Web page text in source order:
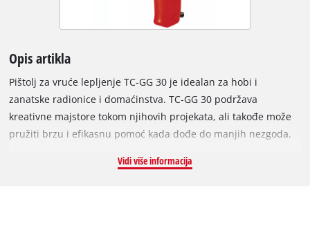
Opis artikla
Pištolj za vruće lepljenje TC-GG 30 je idealan za hobi i
zanatske radionice i domaćinstva. TC-GG 30 podržava
kreativne majstore tokom njihovih projekata, ali takođe može
pružiti brzu i efikasnu pomoć kada dođe do manjih nezgoda.
univerzalnu upotrebu: na drvetu i metalu, tkaninama i
Vidi više informacija